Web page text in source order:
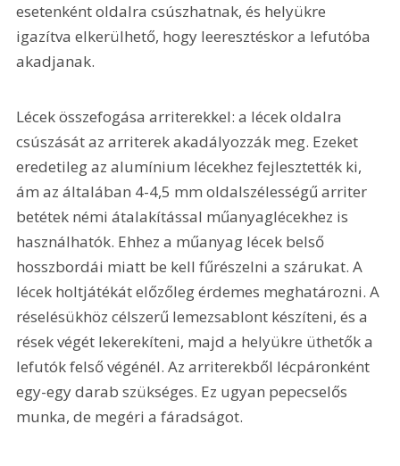
esetenként oldalra csúszhatnak, és helyükre
igazítva elkerülhető, hogy leeresztéskor a lefutóba
akadjanak.
Lécek összefogása arriterekkel: a lécek oldalra
csúszását az arriterek akadályozzák meg. Ezeket
eredetileg az alumínium lécekhez fejlesztették ki,
ám az általában 4-4,5 mm oldalszélességű arriter
betétek némi átalakítással műanyaglécekhez is
használhatók. Ehhez a műanyag lécek belső
hosszbordái miatt be kell fűrészelni a szárukat. A
lécek holtjátékát előzőleg érdemes meghatározni. A
réselésükhöz célszerű lemezsablont készíteni, és a
rések végét lekerekíteni, majd a helyükre üthetők a
lefutók felső végénél. Az arriterekből lécpáronként
egy-egy darab szükséges. Ez ugyan pepecselős
munka, de megéri a fáradságot.